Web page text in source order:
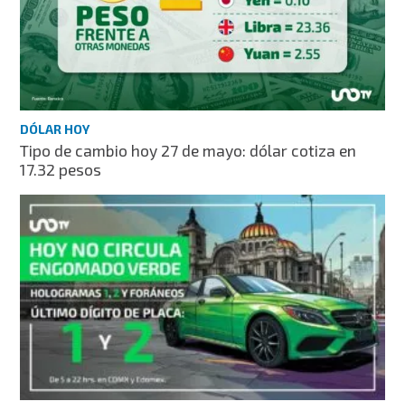
DÓLAR HOY
Tipo de cambio hoy 27 de mayo: dólar cotiza en
17.32 pesos